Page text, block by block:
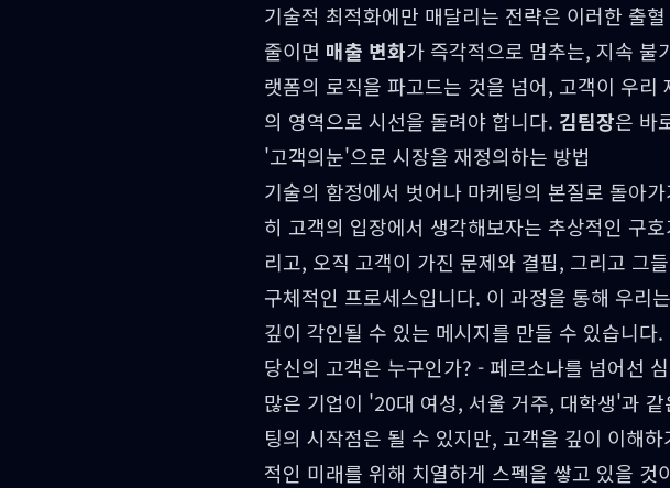
기술적 최적화에만 매달리는 전략은 이러한 출
줄이면 매출 변화가 즉각적으로 멈추는, 지속 불
랫폼의 로직을 파고드는 것을 넘어, 고객이 우
의 영역으로 시선을 돌려야 합니다. 김팀장은 바
'고객의눈'으로 시장을 재정의하는 방법
기술의 함정에서 벗어나 마케팅의 본질로 돌아
히 고객의 입장에서 생각해보자는 추상적인 구
리고, 오직 고객이 가진 문제와 결핍, 그리고 그
구체적인 프로세스입니다. 이 과정을 통해 우리
깊이 각인될 수 있는 메시지를 만들 수 있습니다.
당신의 고객은 누구인가? - 페르소나를 넘어선
많은 기업이 '20대 여성, 서울 거주, 대학생'과
팅의 시작점은 될 수 있지만, 고객을 깊이 이해
적인 미래를 위해 치열하게 스펙을 쌓고 있을